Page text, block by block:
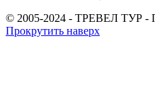
© 2005-2024 - ТРЕВЕЛ ТУР -
Прокрутить наверх